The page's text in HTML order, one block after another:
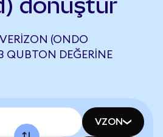
dönüştür
(ONDO
QUBTON DEĞERINE
VZON